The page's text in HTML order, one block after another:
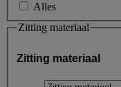
Alles
Zitting materiaal
Zitting materiaal